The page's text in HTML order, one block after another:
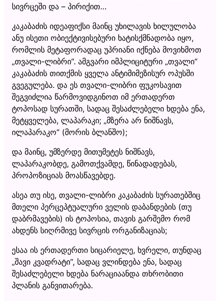
სივრცეში და – პირიქით…
კაკაბაძის იდეაფიქსი მაინც უხილავის ხილულობა
ანუ ისეთი ობიექტივისებური ხატისქმნადობა იყო,
რომლის მეტაფორადაც უპრიანი იქნება მოვიხმოთ
„თვალი-ლიბრი“. ამგვარი იმპლიციტური „თვალი“
კაკაბაძის თითქმის ყველა ანტიმიმეზისურ ოპუსში
გვეგულება. და ეს თვალი-ლიბრი ფუკოსავით
შეგვიძლია წარმოვიდგინოთ იმ ერთადერთ
ტოპოსად სურათში, სადაც შესაძლებელი ხდება ენა,
მეტყველება, ლაპარაკი; „მზერა არ ნიშნავს,
ილაპარაკო“ (მორის ბლანშო);
და მაინც, უმზერდე მითუმეტეს ნიშნავს,
ლაპარაკობდე, გამოთქვამდე, წინადადებას,
პროპოზიციას მოასწავებდე.
ასეა თუ ისე, თვალი-ლიბრი კაკაბაძის სურათებშიც
მთელი პერცეპტუალური ველის დაბანდების (თუ
დაბრმავების) ის ტოპოსია, თავის გარშემო რომ
ახდენს სიღრმივე სივრცის ორგანიზაციას;
ესაა ის ერთადერთი სიცარიელე, ხვრელი, თუნდაც
„შავი კვადრატი“, სადაც ვლინდება ენა, სადაც
შესაძლებელი ხდება ნარაციაანდა თხრობითი
პლანის განვითარება.